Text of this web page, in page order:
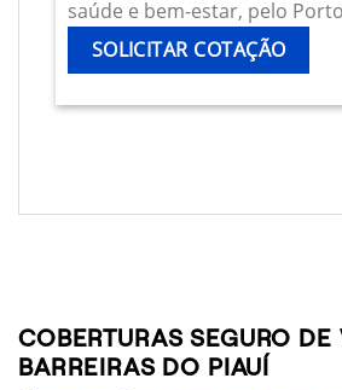
saúde e bem-estar, pelo
SOLICITAR COTAÇÃO
COBERTURAS SEGURO DE
BARREIRAS DO PIAUÍ